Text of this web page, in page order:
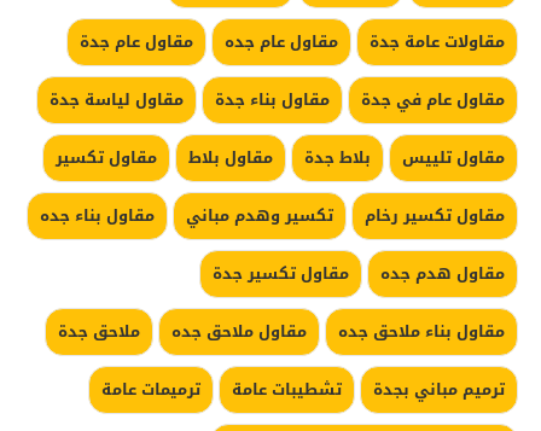
مقاولات عامة جدة
مقاول عام جده
مقاول عام جدة
مقاول عام في جدة
مقاول بناء جدة
مقاول لياسة جدة
مقاول تلييس
بلاط جدة مقاول بلاط
مقاول تكسير
مقاول تكسير رخام
تكسير وهدم مباني
مقاول بناء جده
مقاول هدم جده
مقاول تكسير جدة
مقاول بناء ملاحق جده
مقاول ملاحق جده
ملاحق جدة
ترميم مباني بجدة
تشطيبات عامة
ترميمات عامة